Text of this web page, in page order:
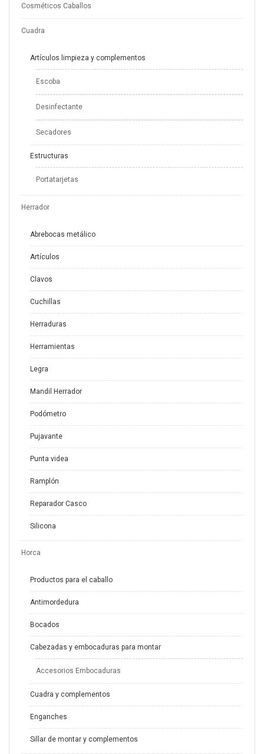
Cosméticos Caballos
Cuadra
Artículos limpieza y complementos
Escoba
Desinfectante
Secadores
Estructuras
Portatarjetas
Herrador
Abrebocas metálico
Artículos
Clavos
Cuchillas
Herraduras
Herramientas
Legra
Mandil Herrador
Podómetro
Pujavante
Punta videa
Ramplón
Reparador Casco
Silicona
Horca
Productos para el caballo
Antimordedura
Bocados
Cabezadas y embocaduras para montar
Accesorios Embocaduras
Cuadra y complementos
Enganches
Sillar de montar y complementos